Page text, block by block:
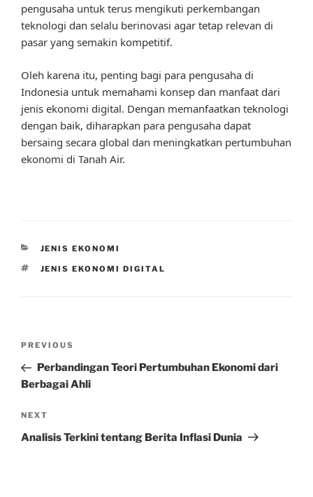
pengusaha untuk terus mengikuti perkembangan
teknologi dan selalu berinovasi agar tetap relevan di
pasar yang semakin kompetitif.
Oleh karena itu, penting bagi para pengusaha di
Indonesia untuk memahami konsep dan manfaat dari
jenis ekonomi digital. Dengan memanfaatkan teknologi
dengan baik, diharapkan para pengusaha dapat
bersaing secara global dan meningkatkan pertumbuhan
ekonomi di Tanah Air.
CATEGORIES
JENIS EKONOMI
TAGS
JENIS EKONOMI DIGITAL
Previous
Post
PREVIOUS
Perbandingan Teori Pertumbuhan Ekonomi dari
Berbagai Ahli
Next
Post
NEXT
Analisis Terkini tentang Berita Inflasi Dunia